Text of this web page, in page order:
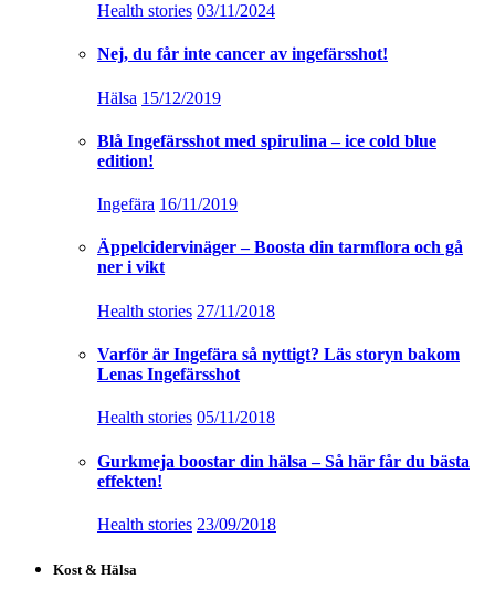
Health stories 03/11/2024
Nej, du får inte cancer av ingefärsshot!
Hälsa 15/12/2019
Blå Ingefärsshot med spirulina – ice cold blue
edition!
Ingefära 16/11/2019
Äppelcidervinäger – Boosta din tarmflora och gå
ner i vikt
Health stories 27/11/2018
Varför är Ingefära så nyttigt? Läs storyn bakom
Lenas Ingefärsshot
Health stories 05/11/2018
Gurkmeja boostar din hälsa – Så här får du bästa
effekten!
Health stories 23/09/2018
Kost & Hälsa